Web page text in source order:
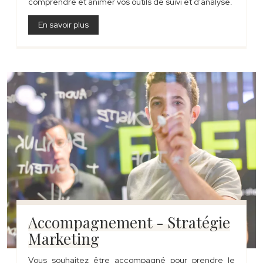
En savoir plus
Accompagnement - Stratégie
Marketing
Vous souhaitez être accompagné pour prendre le